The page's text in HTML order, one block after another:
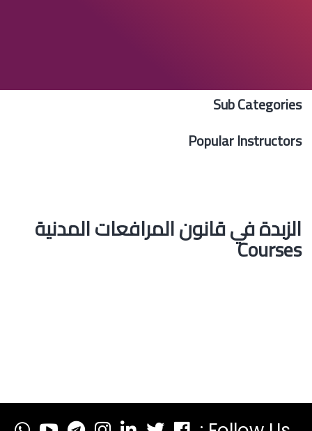
Sub Categories
Popular Instructors
الزبدة في قانون المرافعات المدنية
Courses